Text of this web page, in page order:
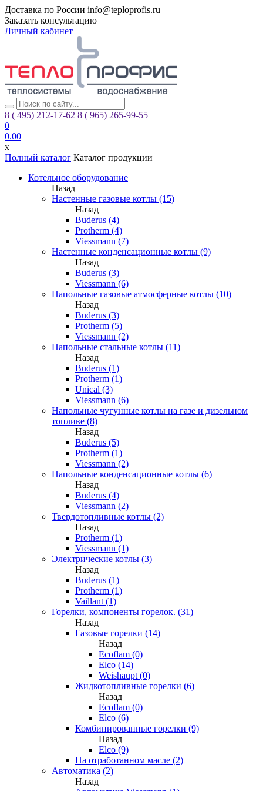
Доставка по России info@teploprofis.ru
Заказать консультацию
Личный кабинет
8 ( 495) 212-17-62 8 ( 965) 265-99-55
0
0.00
x
Полный каталог Каталог продукции
Котельное оборудование
Назад
Настенные газовые котлы (15)
Назад
Buderus (4)
Protherm (4)
Viessmann (7)
Настенные конденсационные котлы (9)
Назад
Buderus (3)
Viessmann (6)
Напольные газовые атмосферные котлы (10)
Назад
Buderus (3)
Protherm (5)
Viessmann (2)
Напольные стальные котлы (11)
Назад
Buderus (1)
Protherm (1)
Unical (3)
Viessmann (6)
Напольные чугунные котлы на газе и дизельном
топливе (8)
Назад
Buderus (5)
Protherm (1)
Viessmann (2)
Напольные конденсационные котлы (6)
Назад
Buderus (4)
Viessmann (2)
Твердотопливные котлы (2)
Назад
Protherm (1)
Viessmann (1)
Электрические котлы (3)
Назад
Buderus (1)
Protherm (1)
Vaillant (1)
Горелки, компоненты горелок. (31)
Назад
Газовые горелки (14)
Назад
Ecoflam (0)
Elco (14)
Weishaupt (0)
Жидкотопливные горелки (6)
Назад
Ecoflam (0)
Elco (6)
Комбинированные горелки (9)
Назад
Elco (9)
На отработанном масле (2)
Автоматика (2)
Назад